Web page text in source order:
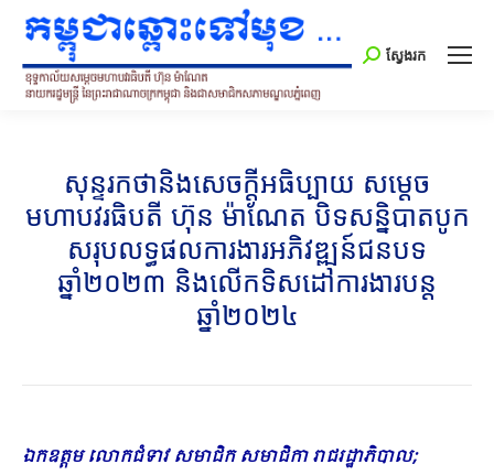
Search:
ស្វែងរក
សុន្ទរកថានិងសេចក្ដីអធិប្បាយ សម្ដេច
មហាបវរធិបតី ហ៊ុន ម៉ាណែត បិទសន្និបាតបូក
សរុបលទ្ធផលការងារអភិវឌ្ឍន៍ជនបទ
ឆ្នាំ២០២៣ និងលើកទិសដៅការងារបន្ត
ឆ្នាំ២០២៤
ឯកឧត្តម លោកជំទាវ សមាជិក សមាជិកា រាជរដ្ឋាភិបាល;